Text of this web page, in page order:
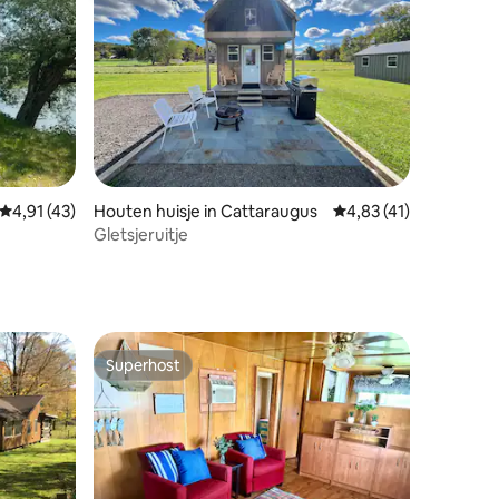
Gemiddelde beoordeling van 4,91 uit 5, 43 recensies
4,91 (43)
Houten huisje in Cattaraugus Gemiddelde
4,83 (41)
Gletsjeruitje
Superhost
Superhost